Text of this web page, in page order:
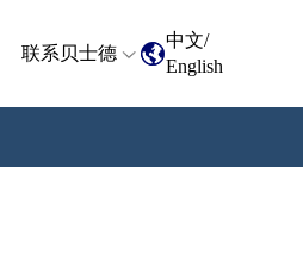
联系贝士德
中文/
English